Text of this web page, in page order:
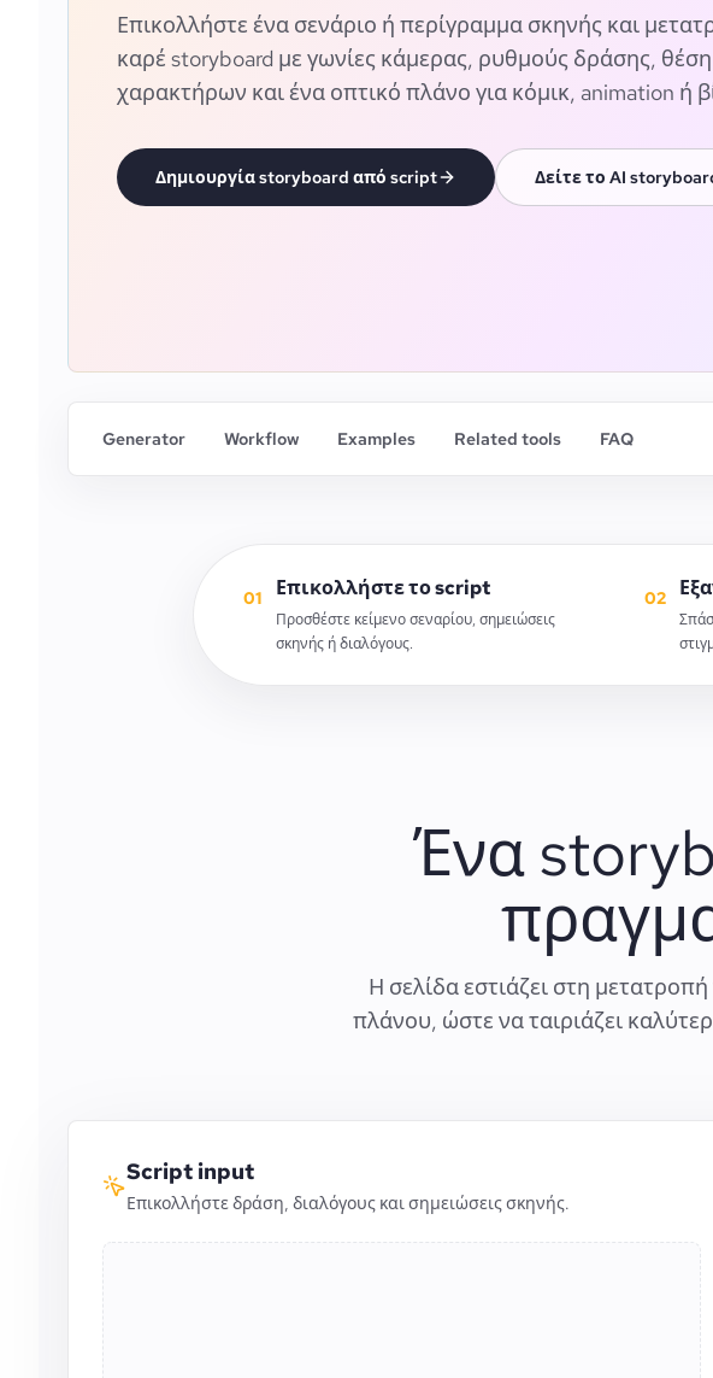
Επικολλήστε ένα σενάριο ή περίγραμμα σκηνής και
καρέ storyboard με γωνίες κάμερας, ρυθμούς δράσης, θέση
χαρακτήρων και ένα οπτικό πλάνο για κόμικ, animation ή
Δημιουργία storyboard από script Δείτε το AI
Generator Workflow Examples Related tools FAQ
01 Επικολλήστε το script
Προσθέστε κείμενο σεναρίου, σημειώσεις
σκηνής ή διαλόγους.
02
Ένα
Η σελίδα εστιάζει στη
πλάνου, ώστε να ταιριάζει
Script input
Επικολλήστε δράση, διαλόγους και σημειώσεις σκηνής.